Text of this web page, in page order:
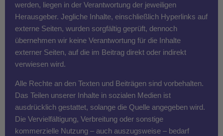
werden, liegen in der Verantwortung der jeweiligen
Herausgeber. Jegliche Inhalte, einschließlich Hyperlinks auf
externe Seiten, wurden sorgfältig geprüft, dennoch
übernehmen wir keine Verantwortung für die Inhalte
externer Seiten, auf die im Beitrag direkt oder indirekt
verwiesen wird.
Alle Rechte an den Texten und Beiträgen sind vorbehalten.
Das Teilen unserer Inhalte in sozialen Medien ist
ausdrücklich gestattet, solange die Quelle angegeben wird.
Die Vervielfältigung, Verbreitung oder sonstige
kommerzielle Nutzung – auch auszugsweise – bedarf